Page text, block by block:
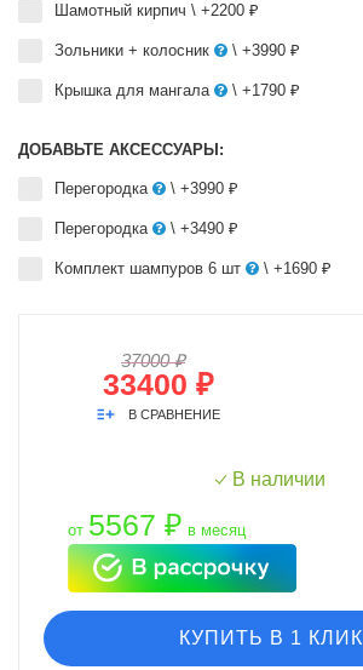
Шамотный кирпич \ +2200 ₽
Зольники + колосник \ +3990 ₽
Крышка для мангала \ +1790 ₽
ДОБАВЬТЕ АКСЕССУАРЫ:
Перегородка \ +3990 ₽
Перегородка \ +3490 ₽
Комплект шампуров 6 шт \ +1690 ₽
37000 ₽
33400 ₽
В СРАВНЕНИЕ
В наличии
от 5567 ₽ в месяц
КУПИТЬ В 1 КЛИК